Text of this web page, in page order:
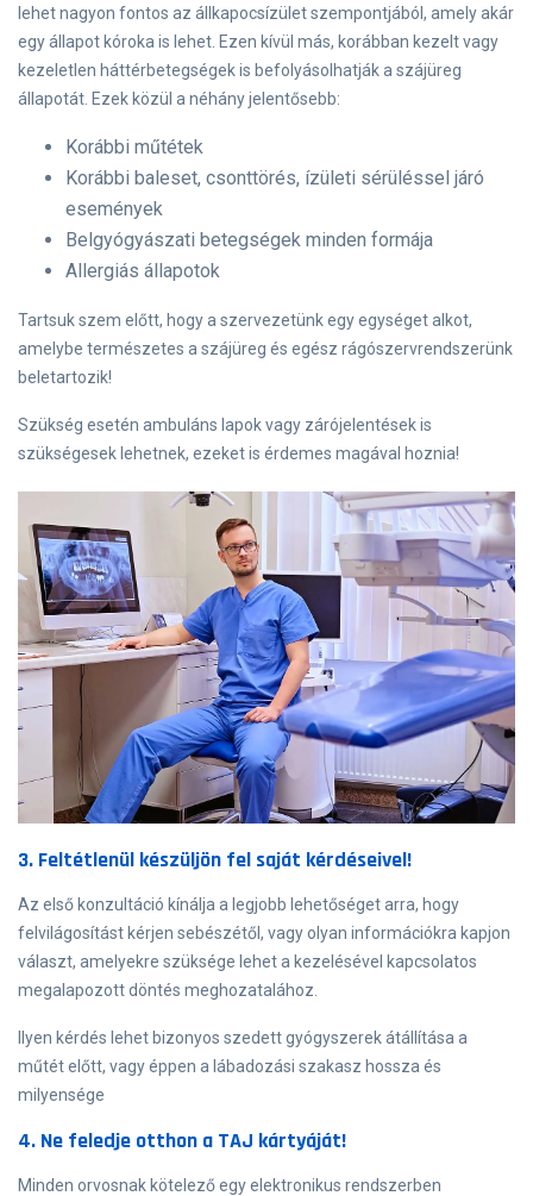
lehet nagyon fontos az állkapocsízület szempontjából, amely akár
egy állapot kóroka is lehet. Ezen kívül más, korábban kezelt vagy
kezeletlen háttérbetegségek is befolyásolhatják a szájüreg
állapotát. Ezek közül a néhány jelentősebb:
Korábbi műtétek
Korábbi baleset, csonttörés, ízületi sérüléssel járó
események
Belgyógyászati betegségek minden formája
Allergiás állapotok
Tartsuk szem előtt, hogy a szervezetünk egy egységet alkot,
amelybe természetes a szájüreg és egész rágószervrendszerünk
beletartozik!
Szükség esetén ambuláns lapok vagy zárójelentések is
szükségesek lehetnek, ezeket is érdemes magával hoznia!
3. Feltétlenül készüljön fel saját kérdéseivel!
Az első konzultáció kínálja a legjobb lehetőséget arra, hogy
felvilágosítást kérjen sebészétől, vagy olyan információkra kapjon
választ, amelyekre szüksége lehet a kezelésével kapcsolatos
megalapozott döntés meghozatalához.
Ilyen kérdés lehet bizonyos szedett gyógyszerek átállítása a
műtét előtt, vagy éppen a lábadozási szakasz hossza és
milyensége
4. Ne feledje otthon a TAJ kártyáját!
Minden orvosnak kötelező egy elektronikus rendszerben